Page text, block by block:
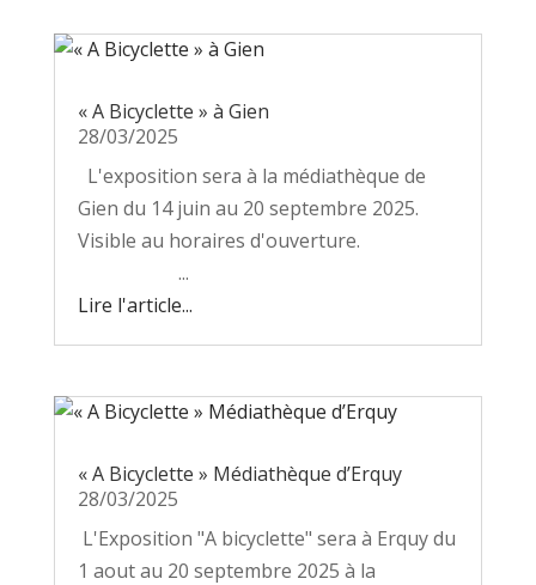
« A Bicyclette » à Gien
28/03/2025
L'exposition sera à la médiathèque de
Gien du 14 juin au 20 septembre 2025.
Visible au horaires d'ouverture.
...
Lire l'article...
« A Bicyclette » Médiathèque d’Erquy
28/03/2025
L'Exposition "A bicyclette" sera à Erquy du
1 aout au 20 septembre 2025 à la